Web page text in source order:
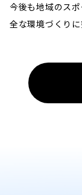
今後も地域のス
全な環境づくりに